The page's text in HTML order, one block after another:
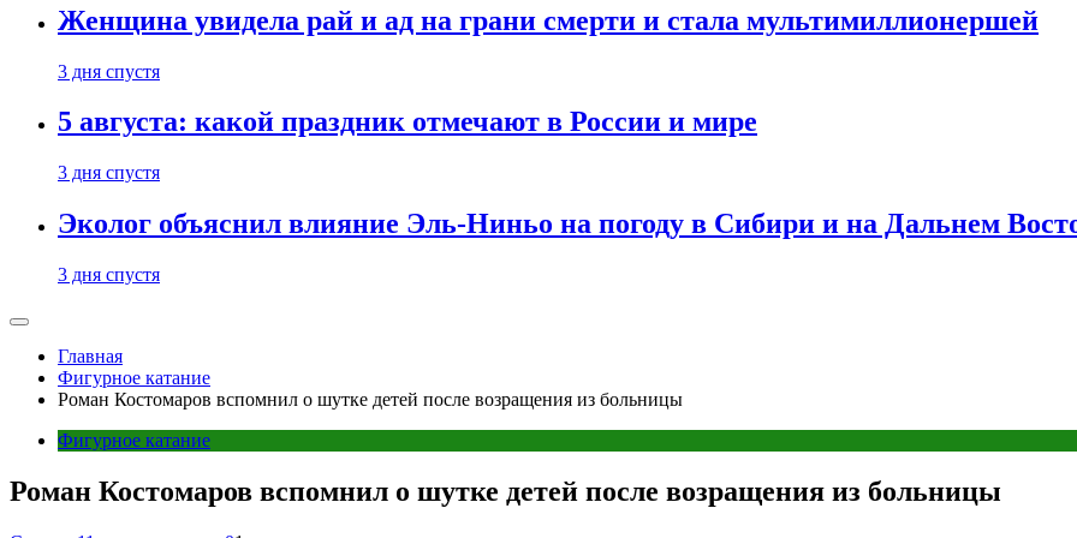
Женщина увидела рай и ад на грани смерти и стала мультимиллионершей
3 дня спустя
5 августа: какой праздник отмечают в России и мире
3 дня спустя
Эколог объяснил влияние Эль-Ниньо на погоду в Сибири и на Дальнем
3 дня спустя
Главная
Фигурное катание
Роман Костомаров вспомнил о шутке детей после возращения из больницы
Фигурное катание
Роман Костомаров вспомнил о шутке детей после возращения из больницы